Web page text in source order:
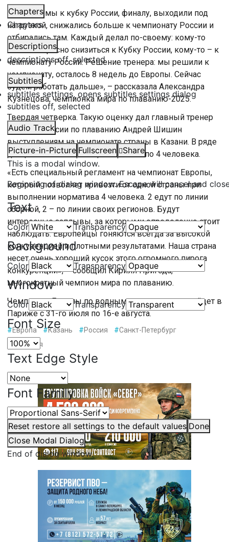
Chapters
Chapters
Descriptions
descriptions off, selected
Subtitles
subtitles settings, opens subtitles settings dialog
subtitles off, selected
Audio Track
Picture-in-Picture Fullscreen
Share
This is a modal window.
Beginning of dialog window. Escape will cancel and
Text
Color Transparency
Background
Color Transparency
Window
Color Transparency
Font Size
Text Edge Style
Font Family
Reset restore all settings to the default values Done
Close Modal Dialog
End of dialog window.
«Вообще, мы к кубку России, финалу, выходили под
нагрузкой, снижались больше к чемпионату России и
отбирались там. Каждый делал по-своему: кому-то
было интересно снизиться к Кубку России, кому-то – к
чемпионату России. Решение тренера: мы решили к
чемпионату, осталось 8 недель до Европы. Сейчас
будем работать дальше», – рассказала Александра
Кузнецова, чемпионка мира по плаванию-2025.
Твердая четверка. Такую оценку дал главный тренер
сборной России по плаванию Андрей Шишин
выступлениям на чемпионате страны в Казани. В ряде
дисциплин квалификацию прошли по 4 человека.
«Есть специальный регламент на чемпионат Европы,
который позволяет привезти от одной страны при
выполнении норматива 4 человека. 2 едут по линии
сборной, 2 – по линии своих регионов. Будут
интересные заплывы, за которыми определенно стоит
наблюдать. Европейцы гоняются всегда за высокой
конкуренцией и плотными результатами. Наша страна
несет очень хороший кусок этого огромного пирога
конкуренции», – сообщил Кирилл Пригода,
многократный чемпион мира по плаванию.
Чемпионат Европы по водным видам спорта пройдет в
Париже с 31-го июля по 16-е августа.
#Европа #Казань #Россия #Санкт-Петербург
# Франция